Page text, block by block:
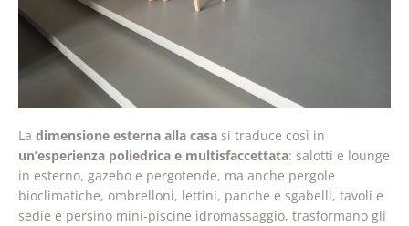
La dimensione esterna alla casa si traduce così in
un’esperienza poliedrica e multisfaccettata: salotti e lounge
in esterno, gazebo e pergotende, ma anche pergole
bioclimatiche, ombrelloni, lettini, panche e sgabelli, tavoli e
sedie e persino mini-piscine idromassaggio, trasformano gli